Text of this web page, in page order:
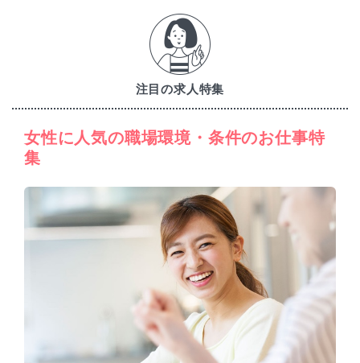
注目の求人特集
女性に人気の職場環境・条件のお仕事特
集